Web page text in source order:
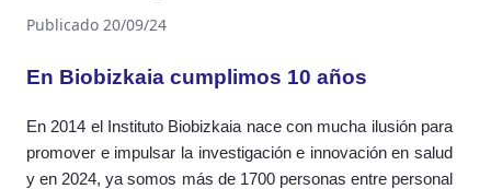
Publicado 20/09/24
En Biobizkaia cumplimos 10 años
En 2014 el Instituto Biobizkaia nace con mucha ilusión para
promover e impulsar la investigación e innovación en salud
y en 2024, ya somos más de 1700 personas entre personal